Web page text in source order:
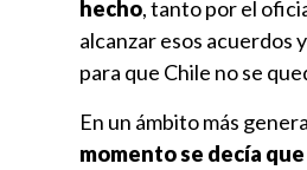
hecho, tanto por el
alcanzar esos acuerdos
para que Chile no se
En un ámbito más
momento se decía